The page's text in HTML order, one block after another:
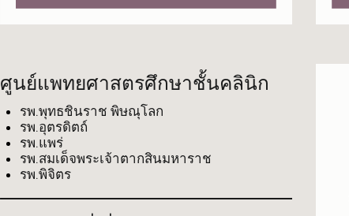
ศูนย์แพทยศาสตรศึกษาชั้นคลินิก
รพ.พุทธชินราช พิษณุโลก
รพ.อุตรดิตถ์
รพ.แพร่
รพ.สมเด็จพระเจ้าตากสินมหาราช
รพ.พิจิตร